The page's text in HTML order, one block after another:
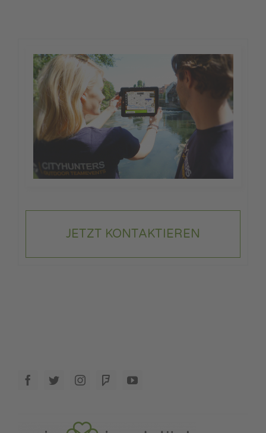
JETZT KONTAKTIEREN